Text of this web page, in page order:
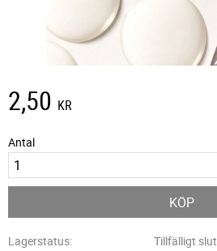
2,50 KR
Antal
KÖP
Lagerstatus
Tillfälligt slut